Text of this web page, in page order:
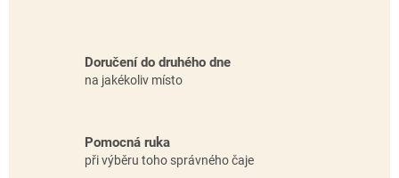
Doručení do druhého dne
na jakékoliv místo
Pomocná ruka
při výběru toho správného čaje